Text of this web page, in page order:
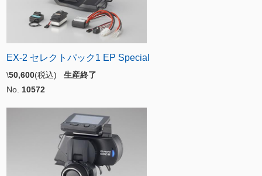
EX-2 セレクトパック1 EP Special
\50,600(税込) 生産終了
No. 10572